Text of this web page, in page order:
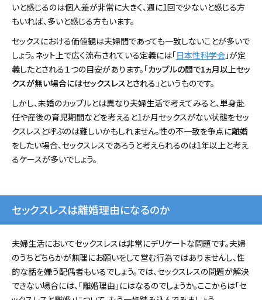
いと感じるのは個人差が非常に大きく、週に1回で少ないと感じる方
もいれば、多いと感じる方もいます。
セックスにおける価値観は夫婦間であっても一致しないことが多いで
しょう。ネット上で広く流布されている定義には「日本性科学会 」が定
義したとされる１つの目安があります。「カップルの間で1ヵ月以上セッ
クスが無い場合にはセックスレスとされる 」というものです。
しかし、未婚のカップルとは異なり夫婦生活で考えてみると、単身赴
任や産後の育児期間などを考えると1か月セックスがない状態をセッ
クスレスと呼ぶのは難しいかもしれません。性の不一致を争点に離婚
をしたい場合、セックスレスであろうと考えられるのは1年以上と考え
るケースが多いでしょう。
セックスレスは離婚理由になるのか
夫婦生活においてセックスレスは非常にデリケートな問題です。夫婦
のうちどちらかが無理にお願いをして営む行為ではありませんし、性
的な話を嫌う配偶者もいるでしょう。では、セックスレスの問題が解決
できない場合には、「離婚理由」にはなるのでしょうか。ここからは「セ